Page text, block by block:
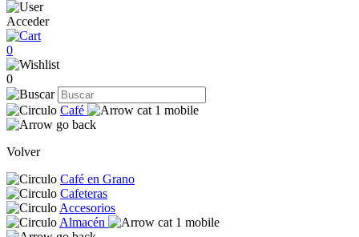
Acceder
0
0
Café
Volver
Café en Grano
Cafeteras
Accesorios
Almacén